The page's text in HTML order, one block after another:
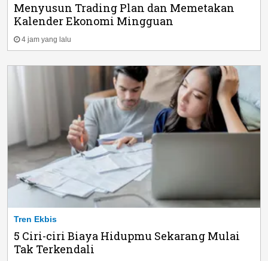
Menyusun Trading Plan dan Memetakan
Kalender Ekonomi Mingguan
4 jam yang lalu
Tren Ekbis
5 Ciri-ciri Biaya Hidupmu Sekarang Mulai
Tak Terkendali